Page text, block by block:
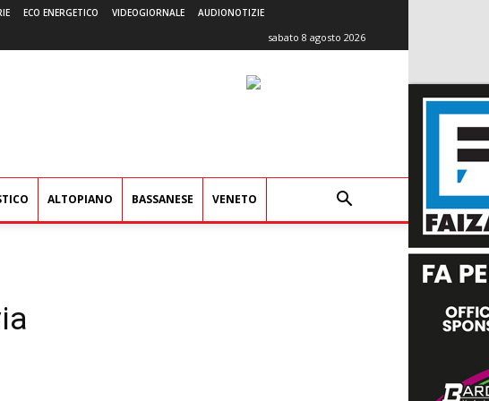
ECO ENERGETICO VIDEOGIORNALE AUDIONOTIZIE
sabato 8 agosto 2026
ALTOPIANO BASSANESE VENETO